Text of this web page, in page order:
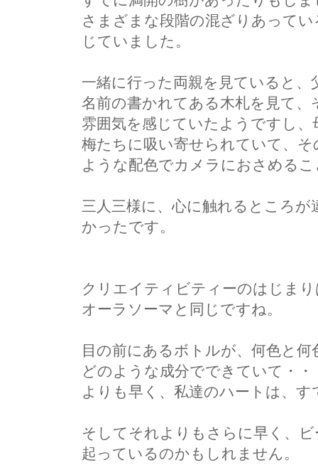
さまざまな段階の混ざりあって
じていました。
一緒に行った両親を見ていると
名前の書かれてある木札を見て
雰囲気を感じていたようですし
梅たちに吸い寄せられていて、
ような配色でカメラにおさめる
三人三様に、心に触れるところ
かったです。
クリエイティビティーのはじま
オーラソーマと同じですね。
目の前にあるボトルが、何色と
どのような成分でできていて・
よりも早く、私達のハートは、
そしてそれよりもさらに早く、
起っているのかもしれません。